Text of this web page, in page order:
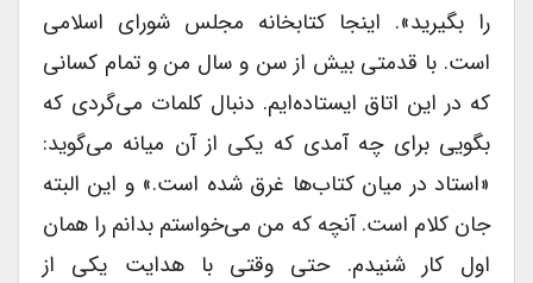
را بگیرید». اینجا کتابخانه مجلس شوراى اسلامى
است. با قدمتى بیش از سن و سال من و تمام کسانى
که در این اتاق ایستاده‌ایم. دنبال کلمات می‌گردی که
بگویى براى چه آمدى که یکى از آن میانه می‌گوید:
«استاد در میان کتاب‌ها غرق شده است.» و این البته
جان کلام است. آنچه که من می‌خواستم بدانم را همان
اول کار شنیدم. حتى وقتى با هدایت یکى از